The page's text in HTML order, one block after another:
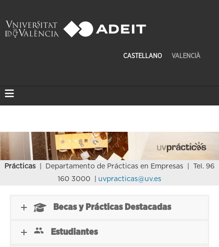
CASTELLANO VALENCIÀ
Prácticas
| Departamento de Prácticas en Empresas | Tel. 96
160 3000 | uvpracticas@uv.es
Becas y Prácticas Destacadas
Estudiantes